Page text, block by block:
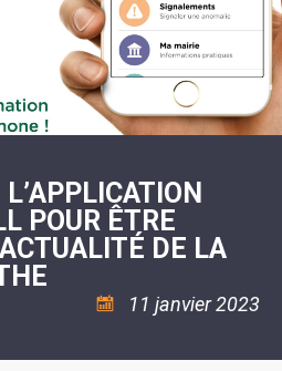
POUR ÊTRE
DE LA
11 janvier 2023